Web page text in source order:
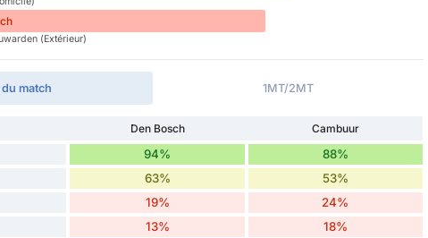
(Extérieur)
match 1MT/2MT
Den Bosch
Cambuur
94% 88%
63% 53%
19% 24%
13% 18%